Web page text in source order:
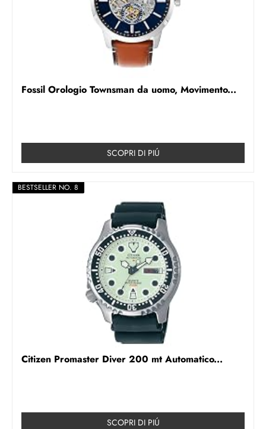
Fossil Orologio Townsman da uomo, Movimento...
SCOPRI DI PIÚ
BESTSELLER NO. 8
Citizen Promaster Diver 200 mt Automatico...
SCOPRI DI PIÚ